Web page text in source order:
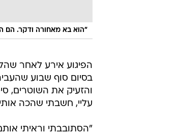
"הוא בא מאחורה ודקר. הם
הפיגוע אירע לאחר
בסיום סוף שבוע
והזעיק את השוטרים,
עליי, חשבתי שהכה
"הסתובבתי וראיתי